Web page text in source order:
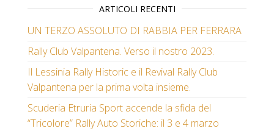
ARTICOLI RECENTI
UN TERZO ASSOLUTO DI RABBIA PER FERRARA
Rally Club Valpantena. Verso il nostro 2023.
Il Lessinia Rally Historic e il Revival Rally Club
Valpantena per la prima volta insieme.
Scuderia Etruria Sport accende la sfida del
“Tricolore” Rally Auto Storiche: il 3 e 4 marzo